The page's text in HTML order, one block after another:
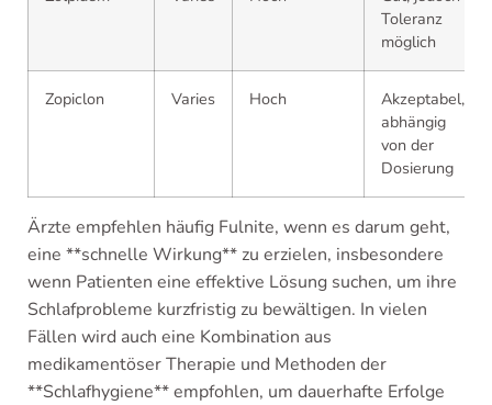
Toleranz
möglich
Zopiclon Varies Hoch
Akzeptabel,
abhängig
von der
Dosierung
Ärzte empfehlen häufig Fulnite, wenn es darum geht,
eine **schnelle Wirkung** zu erzielen, insbesondere
wenn Patienten eine effektive Lösung suchen, um ihre
Schlafprobleme kurzfristig zu bewältigen. In vielen
Fällen wird auch eine Kombination aus
medikamentöser Therapie und Methoden der
**Schlafhygiene** empfohlen, um dauerhafte Erfolge